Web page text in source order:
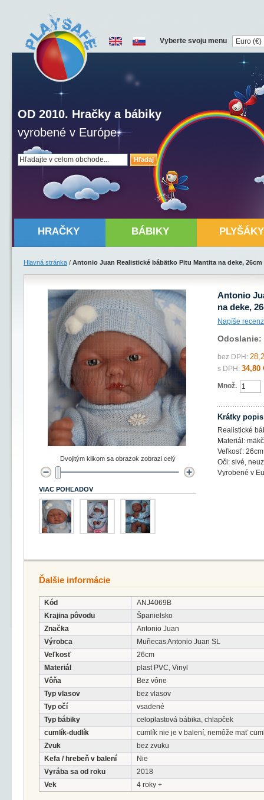
Hľadaj
OD 2010. Hračky a bábiky
vyrobené v Európe.
Vyberte svoju menu
HRAČKY BÁBIKY PLYŠÁKY
Hlavná stránka / Antonio Juan Realistické bábätko Pitu Mantita na deke, 26cm
Antonio
na deke,
Napíše
Odoslanie:
bez DPH:
s DPH: 34,80
Množ.
Krátky popis
Realistické
Materiál:
Veľkosť: 26cm
Oči: sivé,
Vyrobené v
Dvojitým klikom sa obrazok zobrazi celý
VIAC POHĽADOV
Ďalšie informácie
Kód
ANJ4069B
Krajina pôvodu
Španielsko
Značka
Antonio Juan
Výrobca
Muñecas Antonio Juan SL
Veľkosť
26cm
Materiál
plast PVC, Vinyl
Vôňa
Bez vône
Typ vlasov
bez vlasov
Typ očí
vsadené
Typ bábiky
celoplastová bábika, chlapček
cumlík-dudlík
cumlík nie je v balení, nemôže mať
Zvuk
bez zvuku
Kefa / hrebeň v balení
Nie
Vyrába sa od roku
2018
Vek
4 roky +